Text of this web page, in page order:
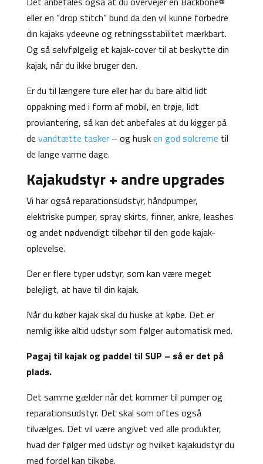
eller en “drop stitch” bund da den vil kunne forbedre
din kajaks ydeevne og retningsstabilitet mærkbart.
Og så selvfølgelig et kajak-cover til at beskytte din
kajak, når du ikke bruger den.
Er du til længere ture eller har du bare altid lidt
oppakning med i form af mobil, en trøje, lidt
proviantering, så kan det anbefales at du kigger på
de vandtætte tasker– og husken god solcreme til
de lange varme dage.
Kajakudstyr + andre upgrades
Vi har også reparationsudstyr, håndpumper,
elektriske pumper, spray skirts, finner, ankre, leashes
og andet nødvendigt tilbehør til den gode kajak-
oplevelse.
Der er flere typer udstyr, som kan være meget
belejligt, at have til din kajak.
Når du køber kajak skal du huske at købe. Det er
nemlig ikke altid udstyr som følger automatisk med.
Pagaj til kajak og paddel til SUP – så er det på
plads.
Det samme gælder når det kommer til pumper og
reparationsudstyr. Det skal som oftes også
tilvælges. Det vil være angivet ved alle produkter,
hvad der følger med udstyr og hvilket kajakudstyr du
med fordel kan tilkøbe.